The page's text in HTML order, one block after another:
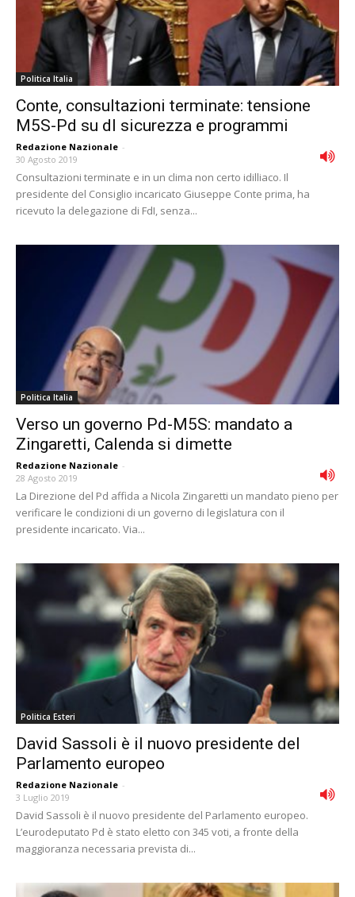
Politica Italia
Conte, consultazioni terminate: tensione
M5S-Pd su dl sicurezza e programmi
Redazione Nazionale -
30 Agosto 2019
Consultazioni terminate e in un clima non certo idilliaco. Il
presidente del Consiglio incaricato Giuseppe Conte prima, ha
ricevuto la delegazione di FdI, senza...
Politica Italia
Verso un governo Pd-M5S: mandato a
Zingaretti, Calenda si dimette
Redazione Nazionale -
28 Agosto 2019
La Direzione del Pd affida a Nicola Zingaretti un mandato pieno per
verificare le condizioni di un governo di legislatura con il
presidente incaricato. Via...
Politica Esteri
David Sassoli è il nuovo presidente del
Parlamento europeo
Redazione Nazionale -
3 Luglio 2019
David Sassoli è il nuovo presidente del Parlamento europeo.
L’eurodeputato Pd è stato eletto con 345 voti, a fronte della
maggioranza necessaria prevista di...